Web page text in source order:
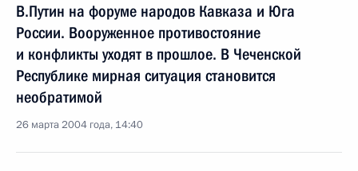
В.Путин на форуме народов Кавказа и Юга
России. Вооруженное противостояние
и конфликты уходят в прошлое. В Чеченской
Республике мирная ситуация становится
необратимой
26 марта 2004 года, 14:40